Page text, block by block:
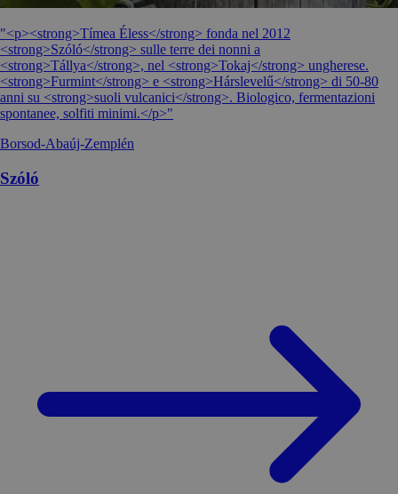
"<p><strong>Tímea Éless</strong> fonda nel 2012
<strong>Szóló</strong> sulle terre dei nonni a
<strong>Tállya</strong>, nel <strong>Tokaj</strong> ungherese.
<strong>Furmint</strong> e <strong>Hárslevelű</strong> di 50-80
anni su <strong>suoli vulcanici</strong>. Biologico, fermentazioni
spontanee, solfiti minimi.</p>"
Borsod-Abaúj-Zemplén
Szóló